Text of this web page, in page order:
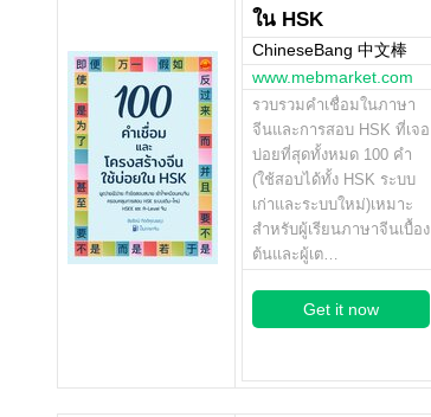
ใน HSK
ChineseBang 中文棒
www.mebmarket.com
รวบรวมคำเชื่อมในภาษา
จีนและการสอบ HSK ที่เจอ
บ่อยที่สุดทั้งหมด 100 คำ
(ใช้สอบได้ทั้ง HSK ระบบ
เก่าและระบบใหม่)เหมาะ
สำหรับผู้เรียนภาษาจีนเบื้อง
ต้นและผู้เต…
Get it now